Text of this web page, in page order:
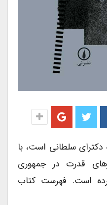
سلطانی است، با
قدرت در جمهوری
است. فهرست کتاب